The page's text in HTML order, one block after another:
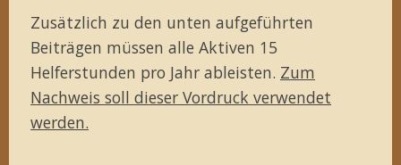
Zusätzlich zu den unten aufgeführten
Beiträgen müssen alle Aktiven 15
Helferstunden pro Jahr ableisten. Zum
Nachweis soll dieser Vordruck verwendet
werden.